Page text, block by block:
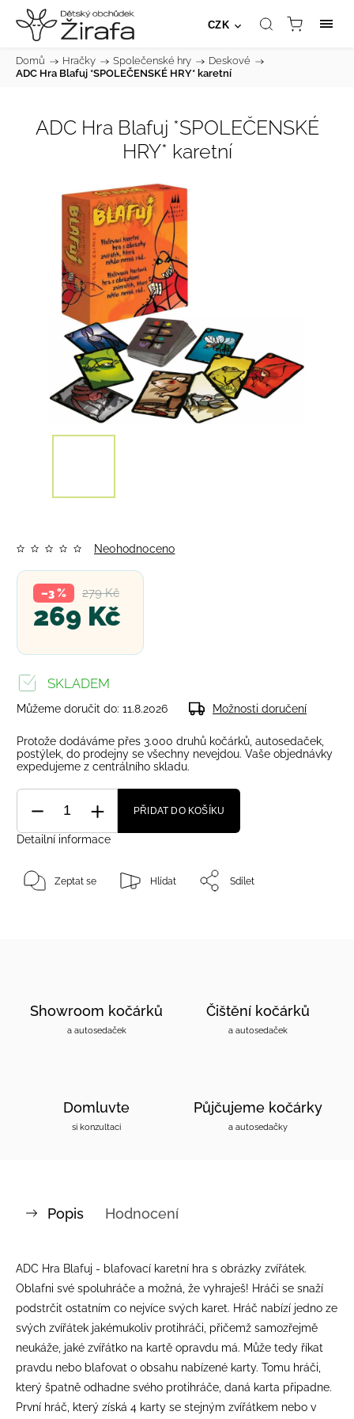
CZK
Domů / Hračky / Společenské hry / Deskové /
ADC Hra Blafuj *SPOLEČENSKÉ HRY* karetní
ADC Hra Blafuj *SPOLEČENSKÉ
HRY* karetní
Neohodnoceno
279 Kč
–3 %
269 Kč
SKLADEM
Můžeme doručit do: 11.8.2026 Možnosti doručení
Protože dodáváme přes 3.000 druhů kočárků, autosedaček,
postýlek, do prodejny se všechny nevejdou. Vaše objednávky
expedujeme z centrálního skladu.
PŘIDAT DO KOŠÍKU
Detailní informace
Zeptat se Hlídat Sdílet
Showroom kočárků
a autosedaček
Čištění kočárků
a autosedaček
Domluvte
si konzultaci
Půjčujeme kočárky
a autosedačky
Popis Hodnocení
ADC Hra Blafuj - blafovací karetní hra s obrázky zvířátek.
Oblafni své spoluhráče a možná, že vyhraješ! Hráči se snaží
podstrčit ostatním co nejvíce svých karet. Hráč nabízí jedno ze
svých zvířátek jakémukoliv protihráči, přičemž samozřejmě
neukáže, jaké zvířátko na kartě opravdu má. Může tedy říkat
pravdu nebo blafovat o obsahu nabízené karty. Tomu hráči,
který špatně odhadne svého protihráče, daná karta připadne.
První hráč, který získá 4 karty se stejným zvířátkem nebo v